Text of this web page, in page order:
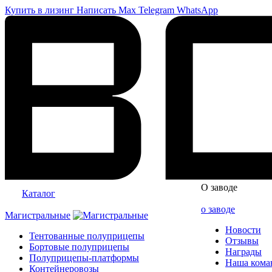
Купить в лизинг Написать Max Telegram WhatsApp
Каталог
Магистральные
Тентованные полуприцепы
Бортовые полуприцепы
Полуприцепы-платформы
Контейнеровозы
О заводе
о заводе
Новости
Отзывы
Награды
Наша